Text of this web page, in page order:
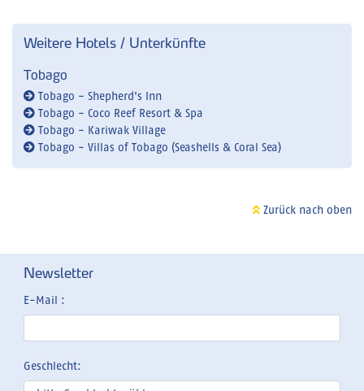
Weitere Hotels / Unterkünfte
Tobago
Tobago - Shepherd's Inn
Tobago - Coco Reef Resort & Spa
Tobago - Kariwak Village
Tobago - Villas of Tobago (Seashells & Coral Sea)
Zurück nach oben
Newsletter
E-Mail :
Geschlecht: